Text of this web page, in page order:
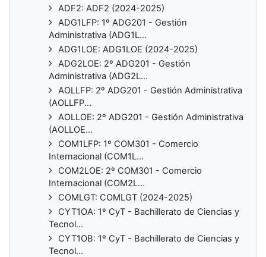
ADF2: ADF2 (2024-2025)
ADG1LFP: 1º ADG201 - Gestión
Administrativa (ADG1L...
ADG1LOE: ADG1LOE (2024-2025)
ADG2LOE: 2º ADG201 - Gestión
Administrativa (ADG2L...
AOLLFP: 2º ADG201 - Gestión Administrativa
(AOLLFP...
AOLLOE: 2º ADG201 - Gestión Administrativa
(AOLLOE...
COM1LFP: 1º COM301 - Comercio
Internacional (COM1L...
COM2LOE: 2º COM301 - Comercio
Internacional (COM2L...
COMLGT: COMLGT (2024-2025)
CYT1OA: 1º CyT - Bachillerato de Ciencias y
Tecnol...
CYT1OB: 1º CyT - Bachillerato de Ciencias y
Tecnol...